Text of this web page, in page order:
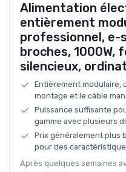
Alimentation
entièrement
professionnel, e-
broches, 1000W,
silencieux,
Entièrement modulaire,
montage et le câble
Puissance suffisante
gamme avec plusieurs
Prix généralement plus
pour des
Après quelques semaines